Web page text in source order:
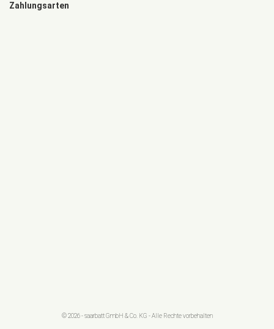
Zahlungsarten
© 2026 - saarbatt GmbH & Co. KG - Alle Rechte vorbehalten